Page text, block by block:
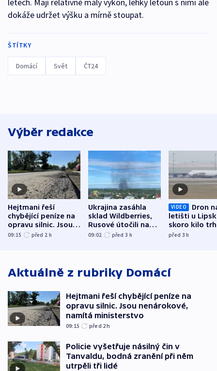
letech. Mají relativně malý výkon, lehký letoun s nimi ale
dokáže udržet výšku a mírně stoupat.
ŠTÍTKY
Domácí Svět ČT24
Výběr redakce
Hejtmani řeší
chybějící peníze na
opravu silnic. Jsou
nenárokové, namítá
09:15 před 2 h
Ukrajina zasáhla
sklad Wildberries,
Rusové útočili na
trh, hasiče či
09:02 před 3 h
VIDEO
Dron
letišti u
skoro kilo
indicie
před 3h
Aktuálně z rubriky Domácí
Hejtmani řeší chybějící peníze na
opravu silnic. Jsou nenárokové,
namítá ministerstvo
09:15 před 2h
Policie vyšetřuje násilný čin v
Tanvaldu, bodná zranění při něm
utrpěli tři lidé